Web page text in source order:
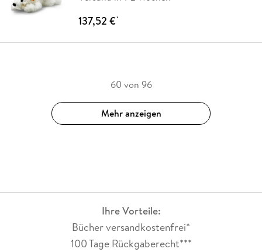
137,52 €*
60 von 96
Mehr anzeigen
Ihre Vorteile:
Bücher versandkostenfrei*
100 Tage Rückgaberecht***